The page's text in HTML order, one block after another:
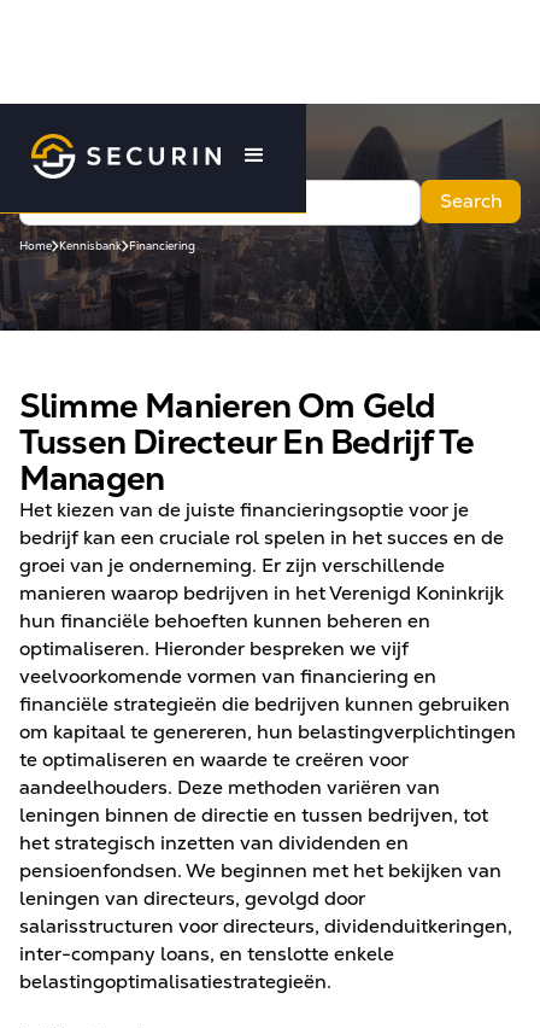
Home Kennisbank Financiering
Slimme Manieren Om Geld
Tussen Directeur En Bedrijf Te
Managen
Het kiezen van de juiste financieringsoptie voor je
bedrijf kan een cruciale rol spelen in het succes en de
groei van je onderneming. Er zijn verschillende
manieren waarop bedrijven in het Verenigd Koninkrijk
hun financiële behoeften kunnen beheren en
optimaliseren. Hieronder bespreken we vijf
veelvoorkomende vormen van financiering en
financiële strategieën die bedrijven kunnen gebruiken
om kapitaal te genereren, hun belastingverplichtingen
te optimaliseren en waarde te creëren voor
aandeelhouders. Deze methoden variëren van
leningen binnen de directie en tussen bedrijven, tot
het strategisch inzetten van dividenden en
pensioenfondsen. We beginnen met het bekijken van
leningen van directeurs, gevolgd door
salarisstructuren voor directeurs, dividenduitkeringen,
inter-company loans, en tenslotte enkele
belastingoptimalisatiestrategieën.